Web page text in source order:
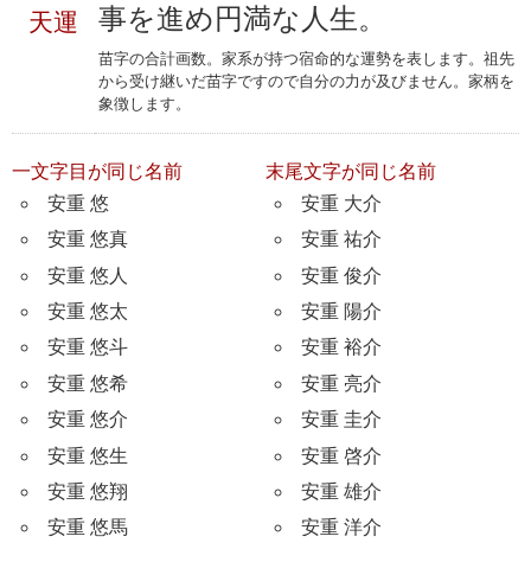
天運
事を進め円満な人生。
苗字の合計画数。家系が持つ宿命的な運勢を表します。祖先
から受け継いだ苗字ですので自分の力が及びません。家柄を
象徴します。
一文字目が同じ名前
安重 悠
安重 悠真
安重 悠人
安重 悠太
安重 悠斗
安重 悠希
安重 悠介
安重 悠生
安重 悠翔
安重 悠馬
末尾文字が同じ名前
安重 大介
安重 祐介
安重 俊介
安重 陽介
安重 裕介
安重 亮介
安重 圭介
安重 啓介
安重 雄介
安重 洋介